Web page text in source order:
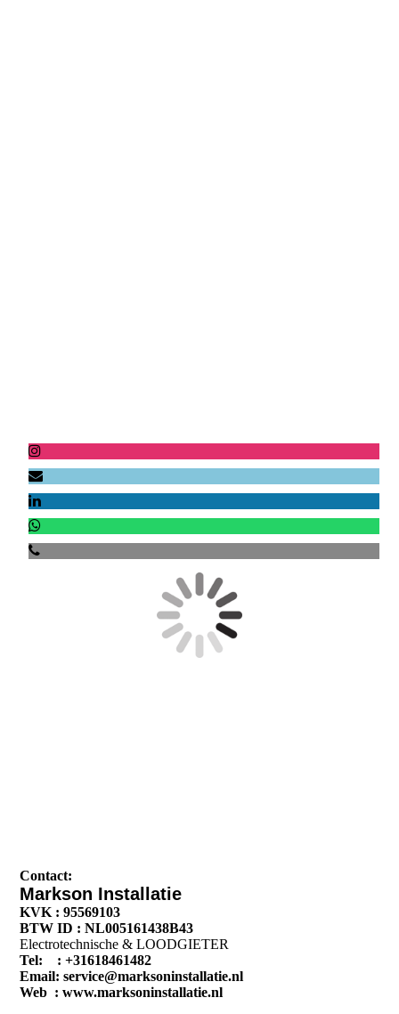
Contact:
Markson Installatie
KVK : 95569103
BTW ID : NL005161438B43
Electrotechnische & LOODGIETER
Tel: : +31618461482
Email: service@marksoninstallatie.nl
Web : www.marksoninstallatie.nl